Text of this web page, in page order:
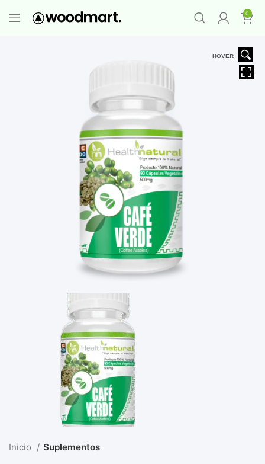
0
HOVER
Inicio Suplementos
Premium-Compra 12 unidades y llévate 1
GRATIS ¡LO QUIERO YA